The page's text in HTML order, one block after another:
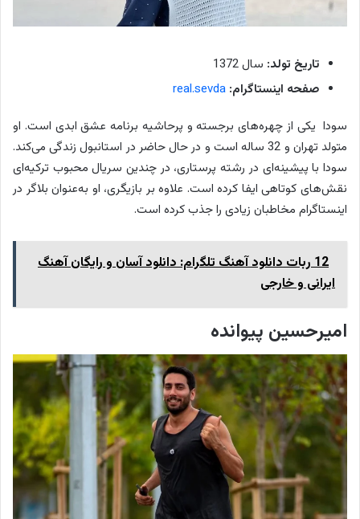
تاریخ تولد: سال 1372
صفحه اینستاگرام: real.sevda
سودا یکی از چهره‌های برجسته و پرحاشیه برنامه عشق ابدی است. او
متولد تهران و 32 ساله است و در حال حاضر در استانبول زندگی می‌کند.
سودا با پیشینه‌ای در رشته پرستاری، در چندین سریال محبوب ترکیه‌ای
نقش‌های کوتاهی ایفا کرده است. علاوه بر بازیگری، او به‌عنوان بلاگر در
اینستاگرام مخاطبان زیادی را جذب کرده است.
12 ربات دانلود آهنگ تلگرام: دانلود آسان و رایگان آهنگ
ایرانی و خارجی
امیرحسین پیوانده